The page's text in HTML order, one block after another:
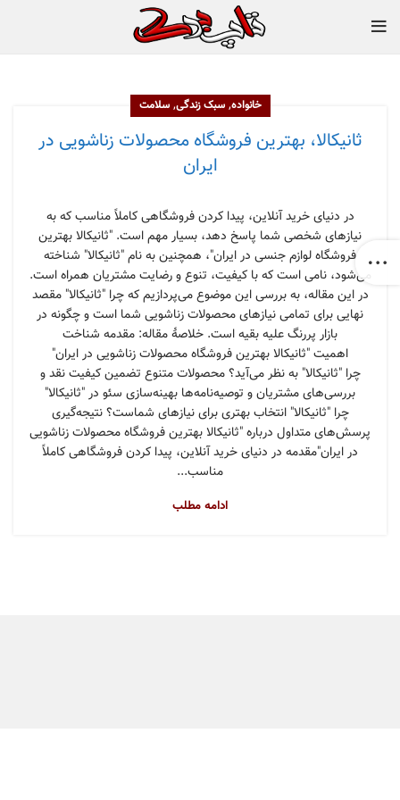
خانواده,سبک زندگی,سلامت
ثانیکالا، بهترین فروشگاه محصولات زناشویی در
ایران
در دنیای خرید آنلاین، پیدا کردن فروشگاهی کاملاً مناسب که به
نیازهای شخصی شما پاسخ دهد، بسیار مهم است. "ثانیکالا بهترین
فروشگاه لوازم جنسی در ایران"، همچنین به نام "ثانیکالا" شناخته
می‌شود، نامی است که با کیفیت، تنوع و رضایت مشتریان همراه است.
در این مقاله، به بررسی این موضوع می‌پردازیم که چرا "ثانیکالا" مقصد
نهایی برای تمامی نیازهای محصولات زناشویی شما است و چگونه در
بازار پررنگ علیه بقیه است. خلاصهٔ مقاله: مقدمه شناخت
اهمیت "ثانیکالا بهترین فروشگاه محصولات زناشویی در ایران"
چرا "ثانیکالا" به نظر می‌آید؟ محصولات متنوع تضمین کیفیت نقد و
بررسی‌های مشتریان و توصیه‌نامه‌ها بهینه‌سازی سئو در "ثانیکالا"
چرا "ثانیکالا" انتخاب بهتری برای نیازهای شماست؟ نتیجه‌گیری
پرسش‌های متداول درباره "ثانیکالا بهترین فروشگاه محصولات زناشویی
در ایران"مقدمه در دنیای خرید آنلاین، پیدا کردن فروشگاهی کاملاً
مناسب...
ادامه مطلب